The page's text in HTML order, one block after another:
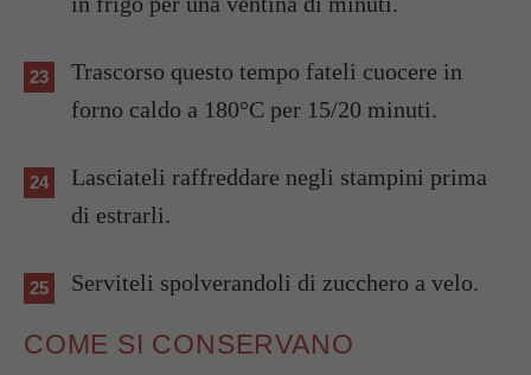
Trascorso questo tempo fateli cuocere in
forno caldo a 180°C per 15/20 minuti.
Lasciateli raffreddare negli stampini prima
di estrarli.
Serviteli spolverandoli di zucchero a velo.
COME SI CONSERVANO